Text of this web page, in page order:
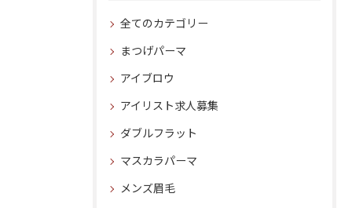
全てのカテゴリー
まつげパーマ
アイブロウ
アイリスト求人募集
ダブルフラット
マスカラパーマ
メンズ眉毛